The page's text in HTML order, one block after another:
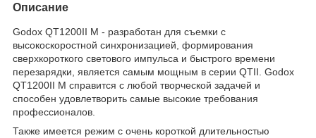
Описание
Godox QT1200II M - разработан для съемки с
высокоскоростной синхронизацией, формирования
сверхкороткого светового импульса и быстрого времени
перезарядки, является самым мощным в серии QTII. Godox
QT1200II M справится с любой творческой задачей и
способен удовлетворить самые высокие требования
профессионалов.
Также имеется режим с очень короткой длительностью